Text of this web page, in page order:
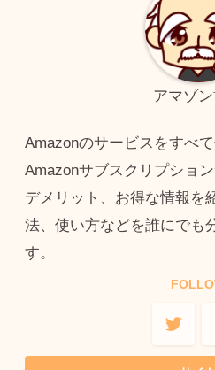
アマゾ
Amazonのサービスをすべて
Amazonサブスクリプショ
デメリット、お得な情報を
法、使い方などを誰にでも
す。